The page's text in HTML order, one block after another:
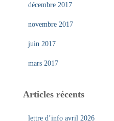
décembre 2017
novembre 2017
juin 2017
mars 2017
Articles récents
lettre d’info avril 2026